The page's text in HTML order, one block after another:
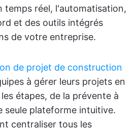
temps réel, l'automatisation,
et des outils intégrés
de votre entreprise.
de projet de construction
à gérer leurs projets en
étapes, de la prévente à
seule plateforme intuitive.
centraliser tous les